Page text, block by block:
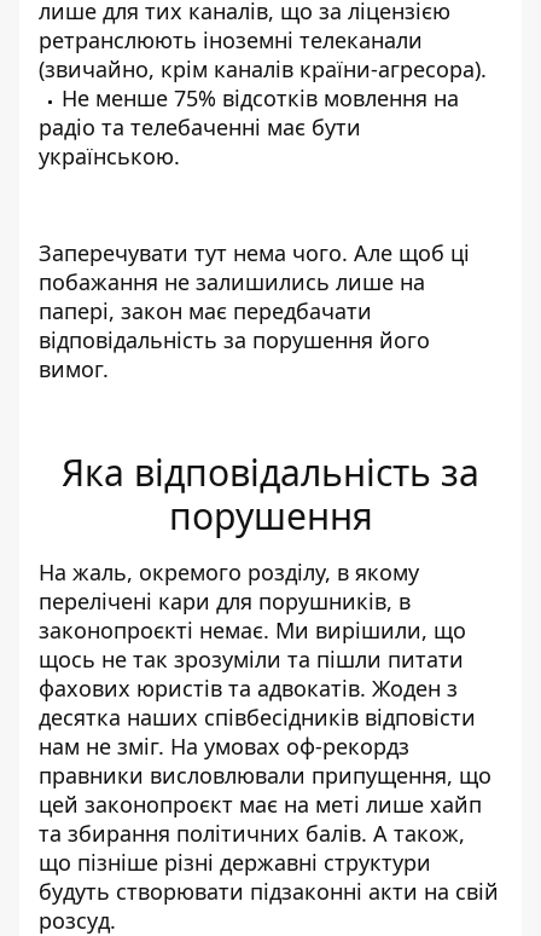
лише для тих каналів, що за ліцензією
ретранслюють іноземні телеканали
(звичайно, крім каналів країни-агресора).
Не менше 75% відсотків мовлення на
радіо та телебаченні має бути
українською.
Заперечувати тут нема чого. Але щоб ці
побажання не залишились лише на
папері, закон має передбачати
відповідальність за порушення його
вимог.
Яка відповідальність за
порушення
На жаль, окремого розділу, в якому
перелічені кари для порушників, в
законопроєкті немає. Ми вирішили, що
щось не так зрозуміли та пішли питати
фахових юристів та адвокатів. Жоден з
десятка наших співбесідників відповісти
нам не зміг. На умовах оф-рекордз
правники висловлювали припущення, що
цей законопроєкт має на меті лише хайп
та збирання політичних балів. А також,
що пізніше різні державні структури
будуть створювати підзаконні акти на свій
розсуд.